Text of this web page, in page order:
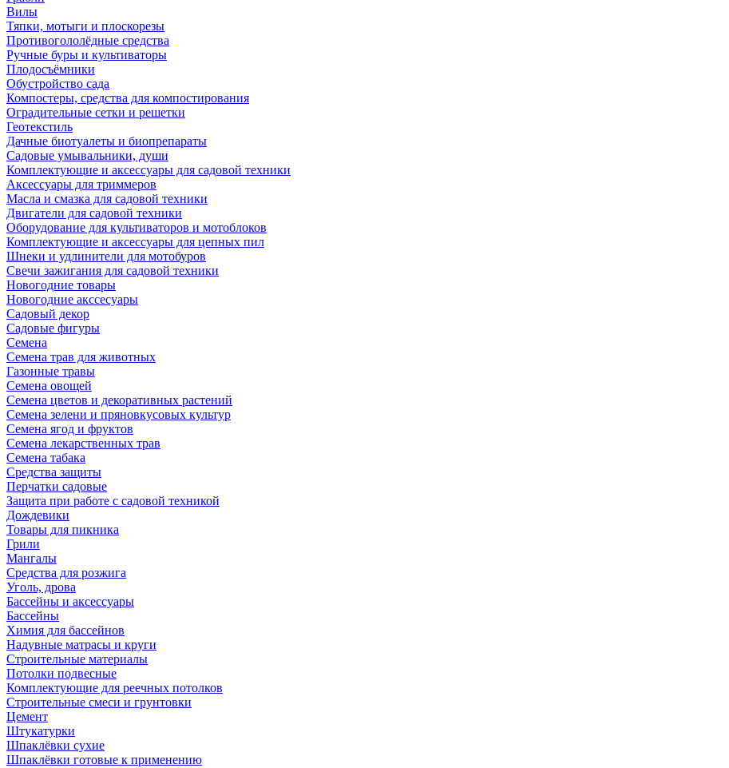
Вилы
Тяпки, мотыги и плоскорезы
Противогололёдные средства
Ручные буры и культиваторы
Плодосъёмники
Обустройство сада
Компостеры, средства для компостирования
Оградительные сетки и решетки
Геотекстиль
Дачные биотуалеты и биопрепараты
Садовые умывальники, души
Комплектующие и аксессуары для садовой техники
Аксессуары для триммеров
Масла и смазка для садовой техники
Двигатели для садовой техники
Оборудование для культиваторов и мотоблоков
Комплектующие и аксессуары для цепных пил
Шнеки и удлинители для мотобуров
Свечи зажигания для садовой техники
Новогодние товары
Новогодние акссесуары
Садовый декор
Садовые фигуры
Семена
Семена трав для животных
Газонные травы
Семена овощей
Семена цветов и декоративных растений
Семена зелени и пряновкусовых культур
Семена ягод и фруктов
Семена лекарственных трав
Семена табака
Средства защиты
Перчатки садовые
Защита при работе с садовой техникой
Дождевики
Товары для пикника
Грили
Мангалы
Средства для розжига
Уголь, дрова
Бассейны и аксессуары
Бассейны
Химия для бассейнов
Надувные матрасы и круги
Строительные материалы
Потолки подвесные
Комплектующие для реечных потолков
Строительные смеси и грунтовки
Цемент
Штукатурки
Шпаклёвки сухие
Шпаклёвки готовые к применению